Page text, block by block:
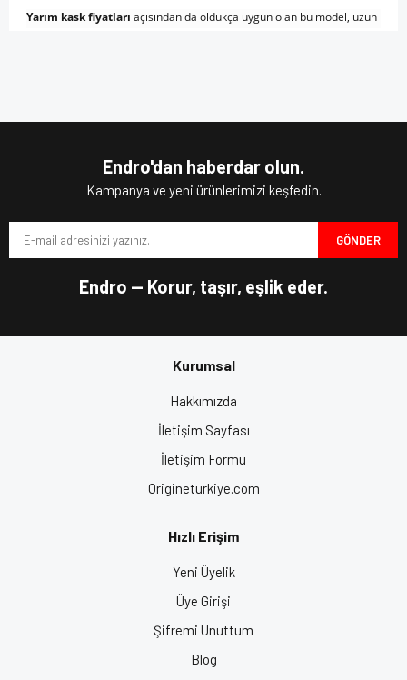
Yarım kask fiyatları açısından da oldukça uygun olan bu model, uzun
Şimdi sipariş verin ve sürüşlerinizi daha güvenli hale getirin!
Anahtar Kelimeler:En İyi Kask Markası, Yarım Kask, Yarım Kask
Ekipman, Motorcu Kaskı, Motosiklet Kask Fiyatları, Origine Kask,
Ürün resmi kalitesiz, bozuk veya görüntülenemiyor.
Ürün açıklamasında eksik bilgiler bulunuyor.
Ürün fiyatı diğer sitelerden daha pahalı.
Gönder
Endro'dan haberdar olun.
Kampanya ve yeni ürünlerimizi keşfedin.
GÖNDER
Endro — Korur, taşır, eşlik eder.
Kurumsal
Hakkımızda
İletişim Sayfası
İletişim Formu
Origineturkiye.com
Hızlı Erişim
Yeni Üyelik
Üye Girişi
Şifremi Unuttum
Blog